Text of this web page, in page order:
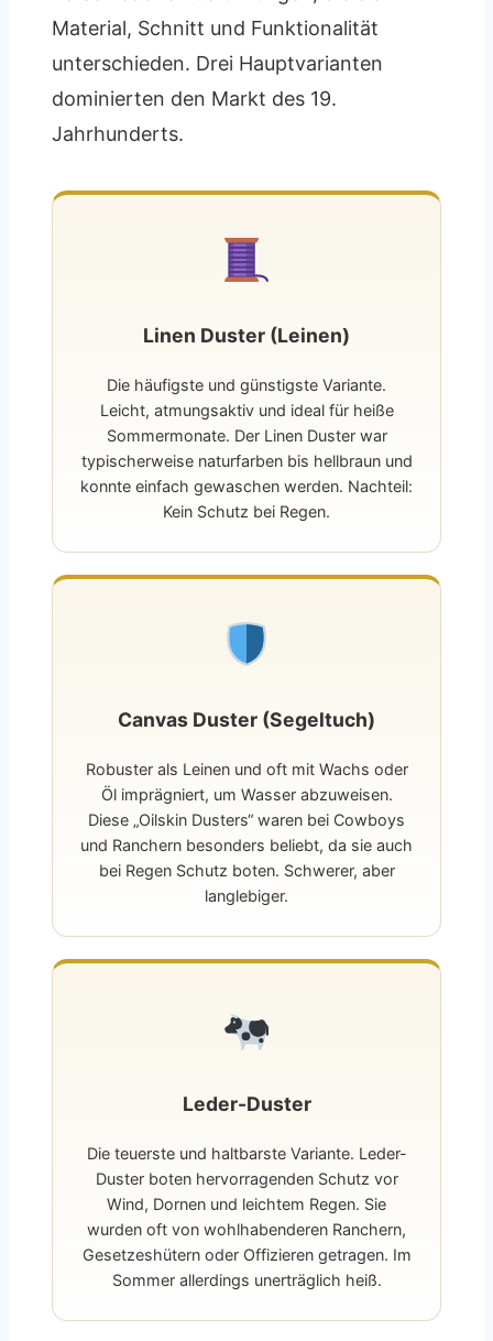
Material, Schnitt und Funktionalität
unterschieden. Drei Hauptvarianten
dominierten den Markt des 19.
Jahrhunderts.
Linen Duster (Leinen)
Die häufigste und günstigste Variante.
Leicht, atmungsaktiv und ideal für heiße
Sommermonate. Der Linen Duster war
typischerweise naturfarben bis hellbraun und
konnte einfach gewaschen werden. Nachteil:
Kein Schutz bei Regen.
Canvas Duster (Segeltuch)
Robuster als Leinen und oft mit Wachs oder
Öl imprägniert, um Wasser abzuweisen.
Diese „Oilskin Dusters“ waren bei Cowboys
und Ranchern besonders beliebt, da sie auch
bei Regen Schutz boten. Schwerer, aber
langlebiger.
Leder-Duster
Die teuerste und haltbarste Variante. Leder-
Duster boten hervorragenden Schutz vor
Wind, Dornen und leichtem Regen. Sie
wurden oft von wohlhabenderen Ranchern,
Gesetzeshütern oder Offizieren getragen. Im
Sommer allerdings unerträglich heiß.